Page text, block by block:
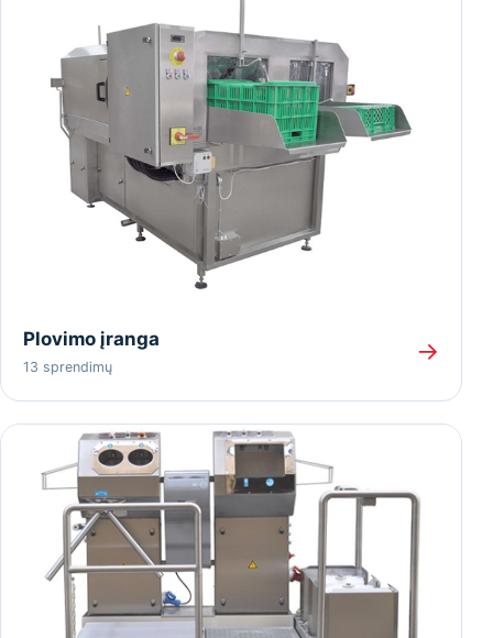
Plovimo įranga
13 sprendimų
→